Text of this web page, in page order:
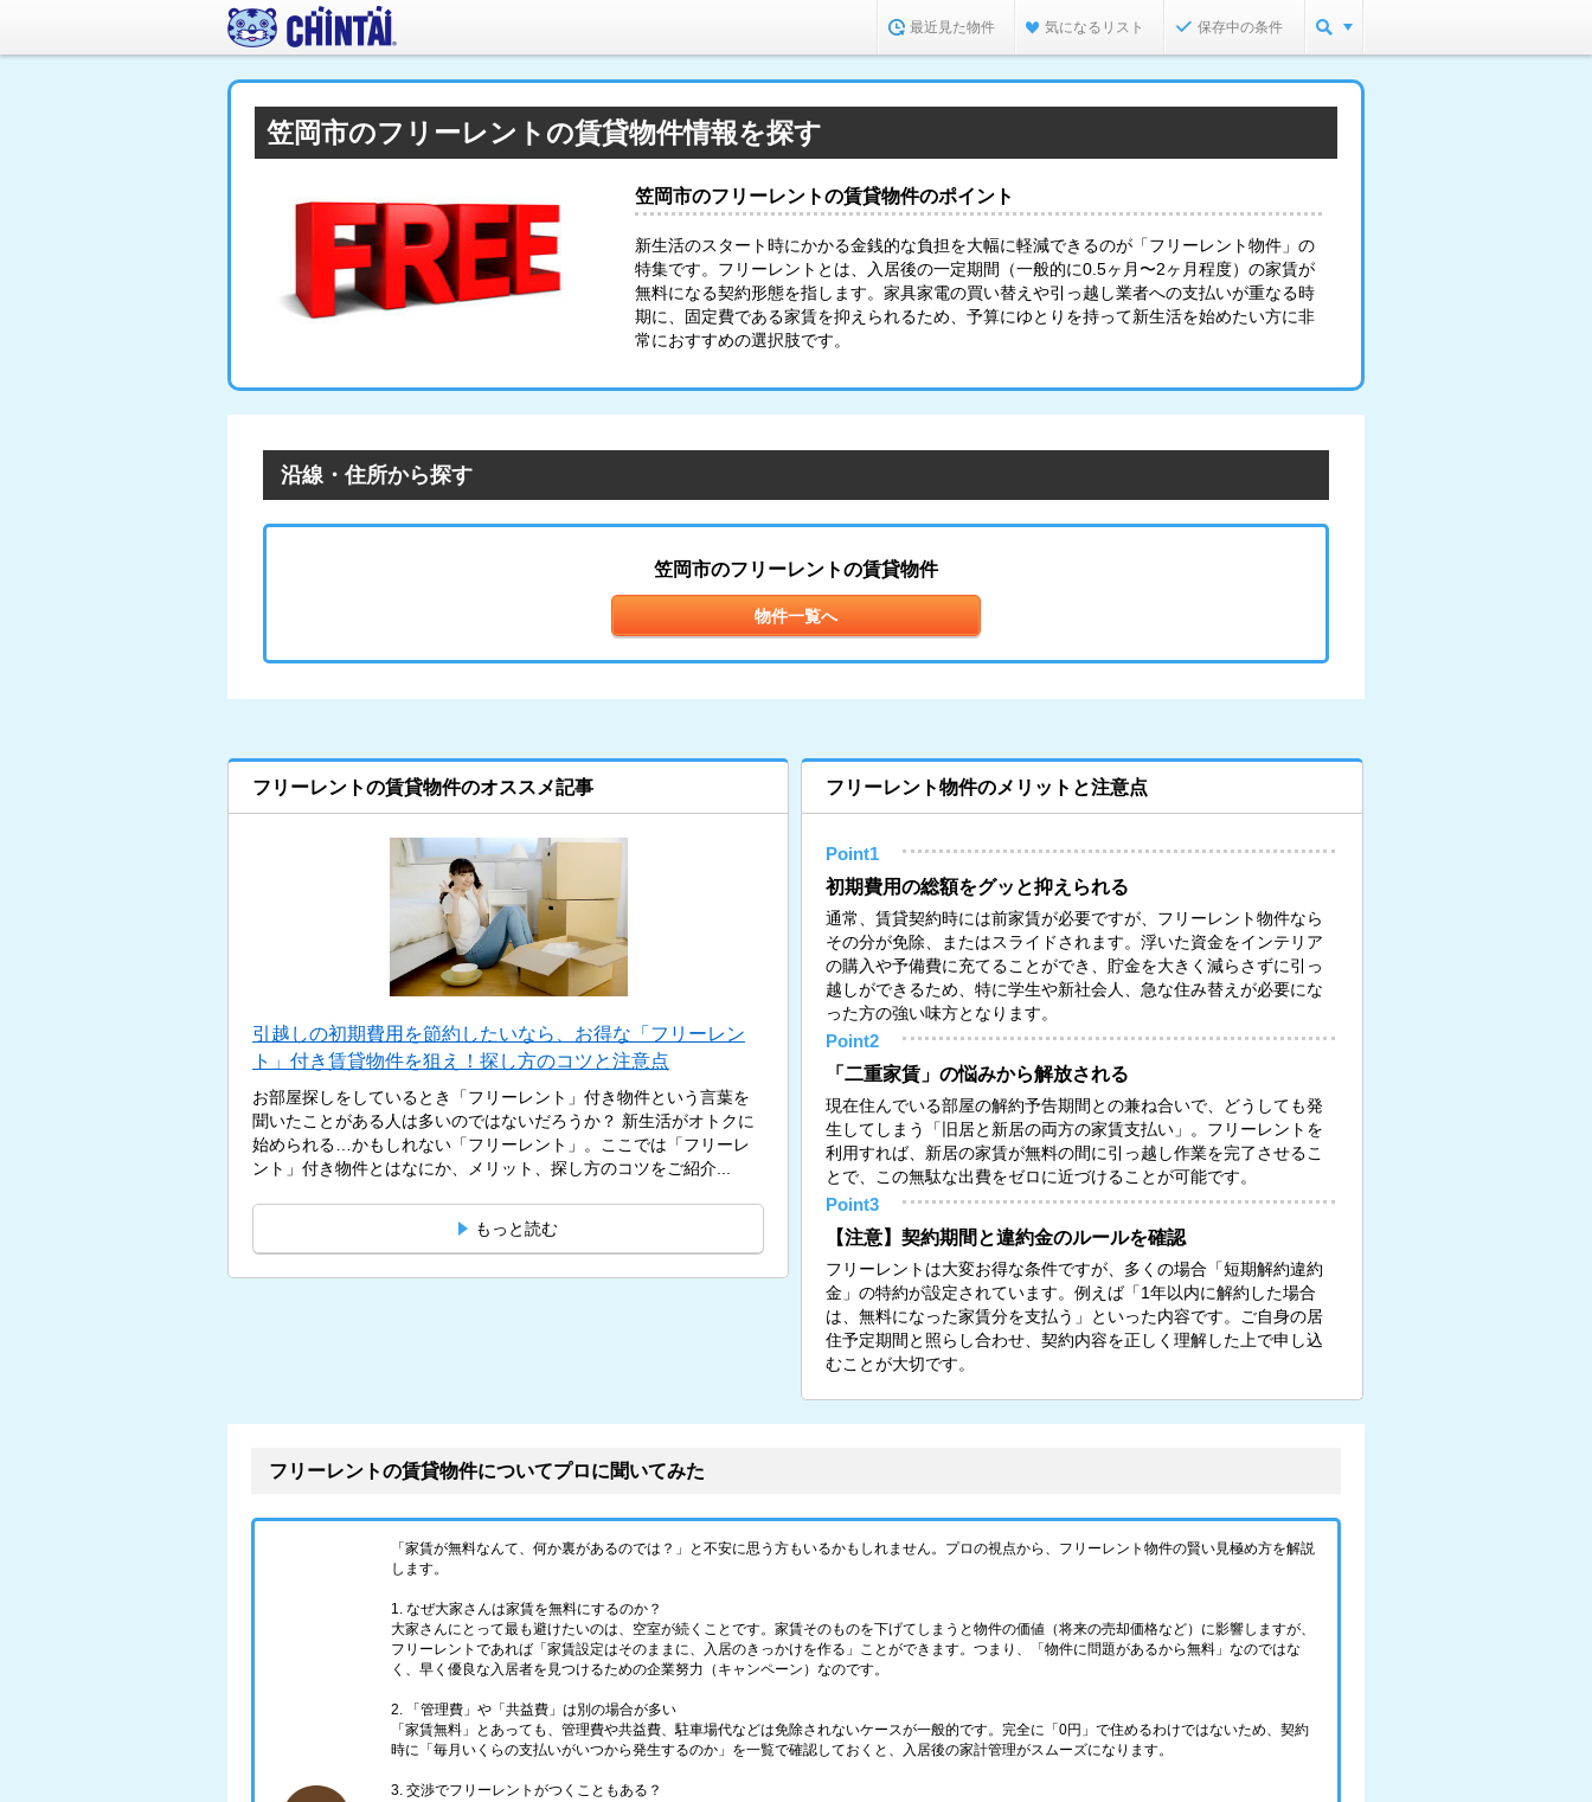
最近見た物件 気になるリスト 保存中の条件
笠岡市のフリーレントの賃貸物件情報を探す
笠岡市のフリーレントの賃貸物件のポイント
新生活のスタート時にかかる金銭的な負担を大幅に軽減できるのが「フリーレント物件」の
特集です。フリーレントとは、入居後の一定期間（一般的に0.5ヶ月〜2ヶ月程度）の家賃が
無料になる契約形態を指します。家具家電の買い替えや引っ越し業者への支払いが重なる時
期に、固定費である家賃を抑えられるため、予算にゆとりを持って新生活を始めたい方に非
常におすすめの選択肢です。
沿線・住所から探す
笠岡市のフリーレントの賃貸物件
物件一覧へ
フリーレントの賃貸物件のオススメ記事
引越しの初期費用を節約したいなら、お得な「フリーレン
ト」付き賃貸物件を狙え！探し方のコツと注意点
お部屋探しをしているとき「フリーレント」付き物件という言葉を
聞いたことがある人は多いのではないだろうか？ 新生活がオトクに
始められる…かもしれない「フリーレント」。ここでは「フリーレ
ント」付き物件とはなにか、メリット、探し方のコツをご紹介...
もっと読む
フリーレント物件のメリットと注意点
Point1
初期費用の総額をグッと抑えられる
通常、賃貸契約時には前家賃が必要ですが、フリーレント物件なら
その分が免除、またはスライドされます。浮いた資金をインテリア
の購入や予備費に充てることができ、貯金を大きく減らさずに引っ
越しができるため、特に学生や新社会人、急な住み替えが必要にな
った方の強い味方となります。
Point2
「二重家賃」の悩みから解放される
現在住んでいる部屋の解約予告期間との兼ね合いで、どうしても発
生してしまう「旧居と新居の両方の家賃支払い」。フリーレントを
利用すれば、新居の家賃が無料の間に引っ越し作業を完了させるこ
とで、この無駄な出費をゼロに近づけることが可能です。
Point3
【注意】契約期間と違約金のルールを確認
フリーレントは大変お得な条件ですが、多くの場合「短期解約違約
金」の特約が設定されています。例えば「1年以内に解約した場合
は、無料になった家賃分を支払う」といった内容です。ご自身の居
住予定期間と照らし合わせ、契約内容を正しく理解した上で申し込
むことが大切です。
フリーレントの賃貸物件についてプロに聞いてみた
「家賃が無料なんて、何か裏があるのでは？」と不安に思う方もいるかもしれません。プロの視点から、フリーレント物件の賢い見極め方を解説
します。
1. なぜ大家さんは家賃を無料にするのか？
大家さんにとって最も避けたいのは、空室が続くことです。家賃そのものを下げてしまうと物件の価値（将来の売却価格など）に影響しますが、
フリーレントであれば「家賃設定はそのままに、入居のきっかけを作る」ことができます。つまり、「物件に問題があるから無料」なのではな
く、早く優良な入居者を見つけるための企業努力（キャンペーン）なのです。
2. 「管理費」や「共益費」は別の場合が多い
「家賃無料」とあっても、管理費や共益費、駐車場代などは免除されないケースが一般的です。完全に「0円」で住めるわけではないため、契約
時に「毎月いくらの支払いがいつから発生するのか」を一覧で確認しておくと、入居後の家計管理がスムーズになります。
3. 交渉でフリーレントがつくこともある？